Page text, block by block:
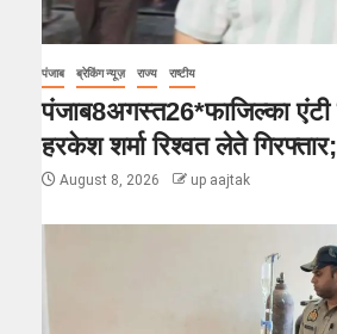
पंजाब ब्रेकिंग न्यूज़ राज्य राष्टीय
पंजाब8अगस्त26*फाजिल्का
हरकेश शर्मा रिश्वत लेते गिरफ्तार;
August 8, 2026 up aajtak